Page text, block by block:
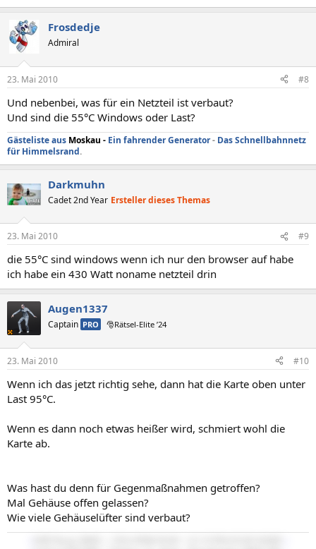
Frosdedje
Admiral
23. Mai 2010 #8
Und nebenbei, was für ein Netzteil ist verbaut?
Und sind die 55°C Windows oder Last?
Gästeliste aus Moskau - Ein fahrender Generator- Das Schnellbahnnetz
für Himmelsrand.
Darkmuhn
Cadet 2nd Year Ersteller dieses Themas
23. Mai 2010 #9
die 55°C sind windows wenn ich nur den browser auf habe
ich habe ein 430 Watt noname netzteil drin
Augen1337
Captain PRO 🎅Rätsel-Elite ’24
23. Mai 2010 #10
Wenn ich das jetzt richtig sehe, dann hat die Karte oben unter
Last 95°C.
Wenn es dann noch etwas heißer wird, schmiert wohl die
Karte ab.
Was hast du denn für Gegenmaßnahmen getroffen?
Mal Gehäuse offen gelassen?
Wie viele Gehäuselüfter sind verbaut?